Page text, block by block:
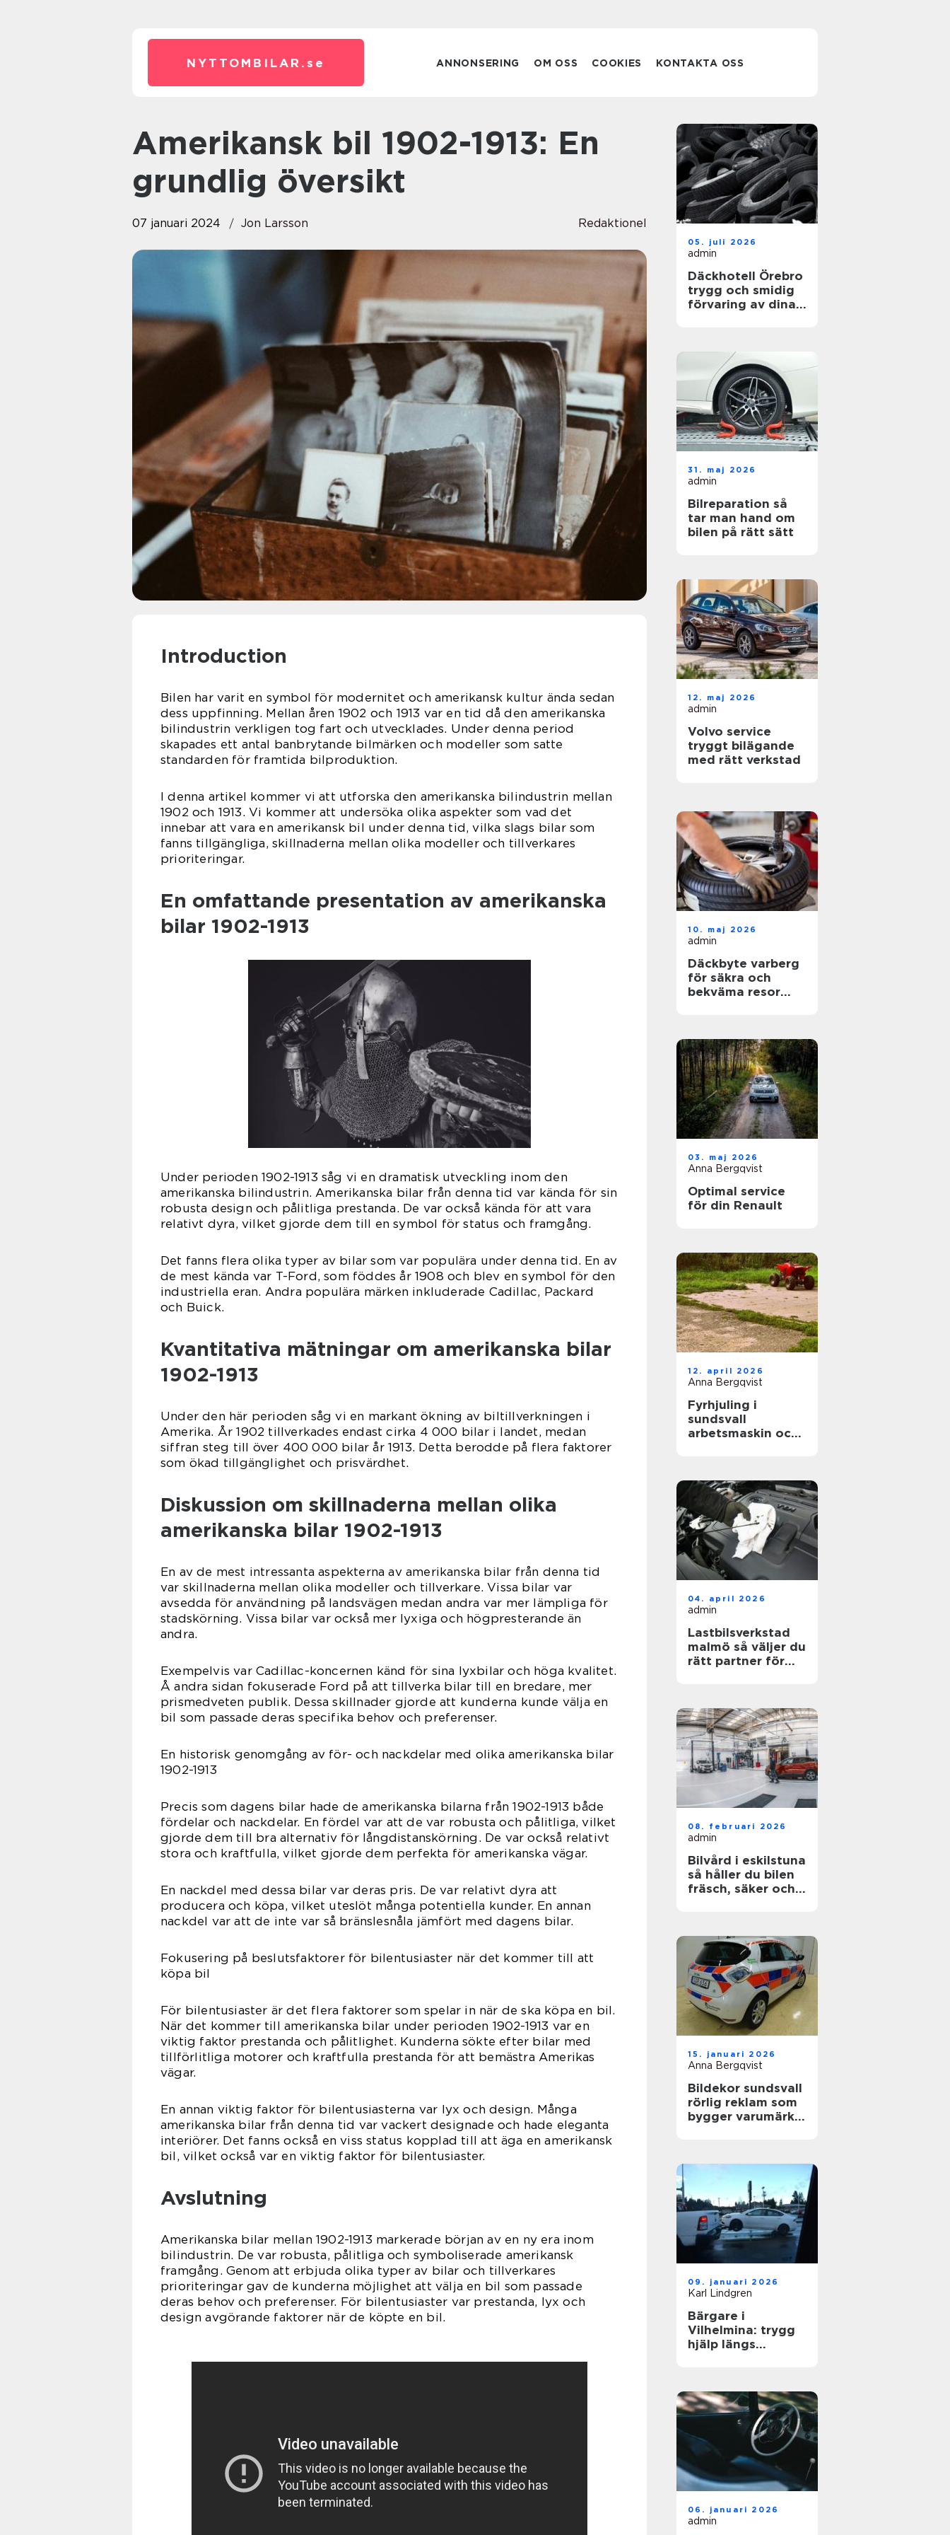
NYTTOMBILAR. se ANNONSERING OM OSS COOKIES KONTAKTA OSS
Amerikansk bil 1902-1913: En
grundlig översikt
07 januari 2024 Jon Larsson Redaktionel
Introduction
Bilen har varit en symbol för modernitet och amerikansk kultur ända sedan
dess uppfinning. Mellan åren 1902 och 1913 var en tid då den amerikanska
bilindustrin verkligen tog fart och utvecklades. Under denna period
skapades ett antal banbrytande bilmärken och modeller som satte
standarden för framtida bilproduktion.
I denna artikel kommer vi att utforska den amerikanska bilindustrin mellan
1902 och 1913. Vi kommer att undersöka olika aspekter som vad det
innebar att vara en amerikansk bil under denna tid, vilka slags bilar som
fanns tillgängliga, skillnaderna mellan olika modeller och tillverkares
prioriteringar.
En omfattande presentation av amerikanska
bilar 1902-1913
Under perioden 1902-1913 såg vi en dramatisk utveckling inom den
amerikanska bilindustrin. Amerikanska bilar från denna tid var kända för sin
robusta design och pålitliga prestanda. De var också kända för att vara
relativt dyra, vilket gjorde dem till en symbol för status och framgång.
Det fanns flera olika typer av bilar som var populära under denna tid. En av
de mest kända var T-Ford, som föddes år 1908 och blev en symbol för den
industriella eran. Andra populära märken inkluderade Cadillac, Packard
och Buick.
Kvantitativa mätningar om amerikanska bilar
1902-1913
Under den här perioden såg vi en markant ökning av biltillverkningen i
Amerika. År 1902 tillverkades endast cirka 4 000 bilar i landet, medan
siffran steg till över 400 000 bilar år 1913. Detta berodde på flera faktorer
som ökad tillgänglighet och prisvärdhet.
Diskussion om skillnaderna mellan olika
amerikanska bilar 1902-1913
En av de mest intressanta aspekterna av amerikanska bilar från denna tid
var skillnaderna mellan olika modeller och tillverkare. Vissa bilar var
avsedda för användning på landsvägen medan andra var mer lämpliga för
stadskörning. Vissa bilar var också mer lyxiga och högpresterande än
andra.
Exempelvis var Cadillac-koncernen känd för sina lyxbilar och höga kvalitet.
Å andra sidan fokuserade Ford på att tillverka bilar till en bredare, mer
prismedveten publik. Dessa skillnader gjorde att kunderna kunde välja en
bil som passade deras specifika behov och preferenser.
En historisk genomgång av för- och nackdelar med olika amerikanska bilar
1902-1913
Precis som dagens bilar hade de amerikanska bilarna från 1902-1913 både
fördelar och nackdelar. En fördel var att de var robusta och pålitliga, vilket
gjorde dem till bra alternativ för långdistanskörning. De var också relativt
stora och kraftfulla, vilket gjorde dem perfekta för amerikanska vägar.
En nackdel med dessa bilar var deras pris. De var relativt dyra att
producera och köpa, vilket uteslöt många potentiella kunder. En annan
nackdel var att de inte var så bränslesnåla jämfört med dagens bilar.
Fokusering på beslutsfaktorer för bilentusiaster när det kommer till att
köpa bil
För bilentusiaster är det flera faktorer som spelar in när de ska köpa en bil.
När det kommer till amerikanska bilar under perioden 1902-1913 var en
viktig faktor prestanda och pålitlighet. Kunderna sökte efter bilar med
tillförlitliga motorer och kraftfulla prestanda för att bemästra Amerikas
vägar.
En annan viktig faktor för bilentusiasterna var lyx och design. Många
amerikanska bilar från denna tid var vackert designade och hade eleganta
interiörer. Det fanns också en viss status kopplad till att äga en amerikansk
bil, vilket också var en viktig faktor för bilentusiaster.
Avslutning
Amerikanska bilar mellan 1902-1913 markerade början av en ny era inom
bilindustrin. De var robusta, pålitliga och symboliserade amerikansk
framgång. Genom att erbjuda olika typer av bilar och tillverkares
prioriteringar gav de kunderna möjlighet att välja en bil som passade
deras behov och preferenser. För bilentusiaster var prestanda, lyx och
design avgörande faktorer när de köpte en bil.
05. juli 2026
admin
Däckhotell Örebro
trygg och smidig
förvaring av dina
31. maj 2026
admin
Bilreparation så
tar man hand om
bilen på rätt sätt
12. maj 2026
admin
Volvo service
tryggt bilägande
med rätt verkstad
10. maj 2026
admin
Däckbyte varberg
för säkra och
bekväma resor
03. maj 2026
Anna Bergqvist
Optimal service
för din Renault
12. april 2026
Anna Bergqvist
Fyrhjuling i
sundsvall
arbetsmaskin och
04. april 2026
admin
Lastbilsverkstad
malmö så väljer du
rätt partner för
08. februari 2026
admin
Bilvård i eskilstuna
så håller du bilen
fräsch, säker och
15. januari 2026
Anna Bergqvist
Bildekor sundsvall
rörlig reklam som
bygger varumärke
09. januari 2026
Karl Lindgren
Bärgare i
Vilhelmina: trygg
hjälp längs
06. januari 2026
admin